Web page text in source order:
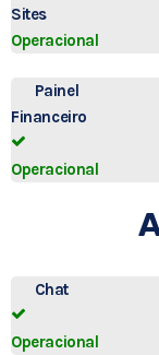
Sites
Operacional
Painel
Financeiro
Operacional
Chat
Operacional